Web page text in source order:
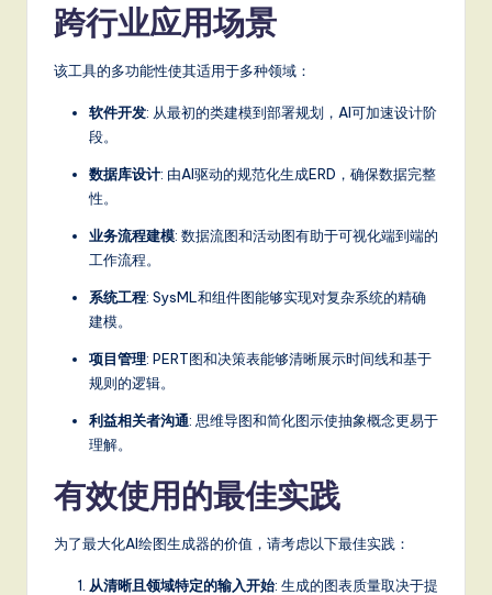
跨行业应用场景
该工具的多功能性使其适用于多种领域：
软件开发: 从最初的类建模到部署规划，AI可加速设计阶
段。
数据库设计: 由AI驱动的规范化生成ERD，确保数据完整
性。
业务流程建模: 数据流图和活动图有助于可视化端到端的
工作流程。
系统工程: SysML和组件图能够实现对复杂系统的精确
建模。
项目管理: PERT图和决策表能够清晰展示时间线和基于
规则的逻辑。
利益相关者沟通: 思维导图和简化图示使抽象概念更易于
理解。
有效使用的最佳实践
为了最大化AI绘图生成器的价值，请考虑以下最佳实践：
从清晰且领域特定的输入开始: 生成的图表质量取决于提